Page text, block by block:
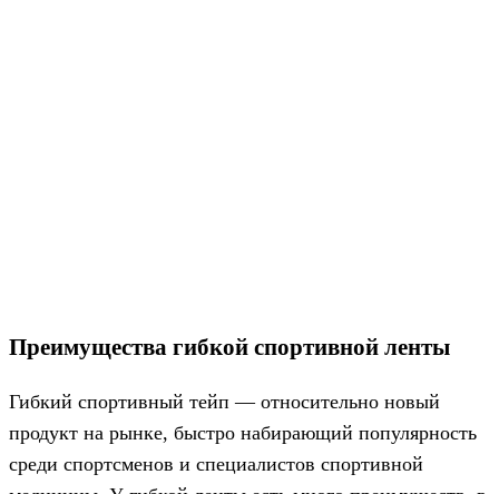
Преимущества гибкой спортивной ленты
Гибкий спортивный тейп — относительно новый
продукт на рынке, быстро набирающий популярность
среди спортсменов и специалистов спортивной